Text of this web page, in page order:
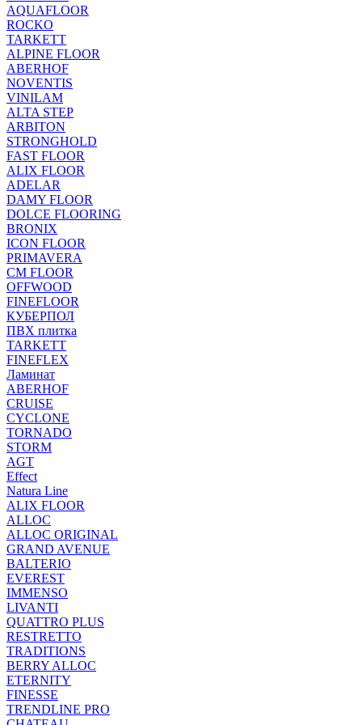
AQUAFLOOR
ROCKO
TARKETT
ALPINE FLOOR
ABERHOF
NOVENTIS
VINILAM
ALTA STEP
ARBITON
STRONGHOLD
FAST FLOOR
ALIX FLOOR
ADELAR
DAMY FLOOR
DOLCE FLOORING
BRONIX
ICON FLOOR
PRIMAVERA
CM FLOOR
OFFWOOD
FINEFLOOR
КУБЕРПОЛ
ПВХ плитка
TARKETT
FINEFLEX
Ламинат
ABERHOF
CRUISE
CYCLONE
TORNADO
STORM
AGT
Effect
Natura Line
ALIX FLOOR
ALLOC
ALLOC ORIGINAL
GRAND AVENUE
BALTERIO
EVEREST
IMMENSO
LIVANTI
QUATTRO PLUS
RESTRETTO
TRADITIONS
BERRY ALLOC
ETERNITY
FINESSE
TRENDLINE PRO